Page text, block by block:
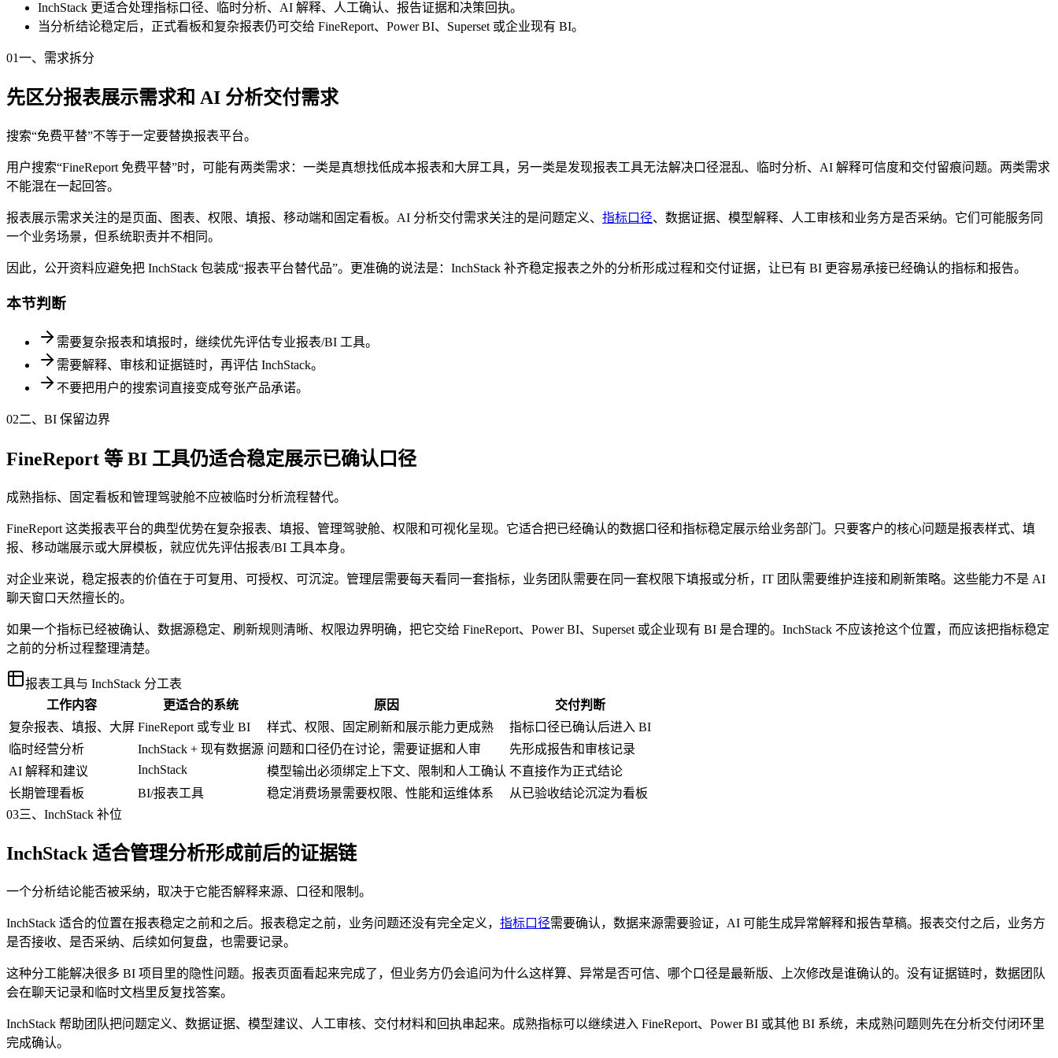
InchStack 更适合处理指标口径、临时分析、AI 解释、人工确认、报告证据和决策回执。
当分析结论稳定后，正式看板和复杂报表仍可交给 FineReport、Power BI、Superset 或企业现有 BI。
01一、需求拆分
先区分报表展示需求和 AI 分析交付需求
搜索“免费平替”不等于一定要替换报表平台。
用户搜索“FineReport 免费平替”时，可能有两类需求：一类是真想找低成本报表和大屏工具，另一类是发现报表工具无法解决口径混乱、临时分析、AI 解释可信度和交付留痕问题。两类需求
不能混在一起回答。
报表展示需求关注的是页面、图表、权限、填报、移动端和固定看板。AI 分析交付需求关注的是问题定义、 指标口径、数据证据、模型解释、人工审核和业务方是否采纳。它们可能服务同
一个业务场景，但系统职责并不相同。
因此，公开资料应避免把 InchStack 包装成“报表平台替代品”。更准确的说法是：InchStack 补齐稳定报表之外的分析形成过程和交付证据，让已有 BI 更容易承接已经确认的指标和报告。
本节判断
需要复杂报表和填报时，继续优先评估专业报表/BI 工具。
需要解释、审核和证据链时，再评估 InchStack。
不要把用户的搜索词直接变成夸张产品承诺。
02二、BI 保留边界
FineReport 等 BI 工具仍适合稳定展示已确认口径
成熟指标、固定看板和管理驾驶舱不应被临时分析流程替代。
FineReport 这类报表平台的典型优势在复杂报表、填报、管理驾驶舱、权限和可视化呈现。它适合把已经确认的数据口径和指标稳定展示给业务部门。只要客户的核心问题是报表样式、填
报、移动端展示或大屏模板，就应优先评估报表/BI 工具本身。
对企业来说，稳定报表的价值在于可复用、可授权、可沉淀。管理层需要每天看同一套指标，业务团队需要在同一套权限下填报或分析，IT 团队需要维护连接和刷新策略。这些能力不是 AI
聊天窗口天然擅长的。
如果一个指标已经被确认、数据源稳定、刷新规则清晰、权限边界明确，把它交给 FineReport、Power BI、Superset 或企业现有 BI 是合理的。InchStack 不应该抢这个位置，而应该把指标稳定
之前的分析过程整理清楚。
报表工具与 InchStack 分工表
工作内容
更适合的系统 原因
交付判断
复杂报表、填报、大屏 FineReport 或专业 BI 样式、权限、固定刷新和展示能力更成熟
指标口径已确认后进入 BI
临时经营分析
InchStack + 现有数据源 问题和口径仍在讨论，需要证据和人审
先形成报告和审核记录
AI 解释和建议
InchStack 模型输出必须绑定上下文、限制和人工确认 不直接作为正式结论
长期管理看板
BI/报表工具 稳定消费场景需要权限、性能和运维体系
从已验收结论沉淀为看板
03三、InchStack 补位
InchStack 适合管理分析形成前后的证据链
一个分析结论能否被采纳，取决于它能否解释来源、口径和限制。
InchStack 适合的位置在报表稳定之前和之后。报表稳定之前，业务问题还没有完全定义， 指标口径需要确认，数据来源需要验证，AI 可能生成异常解释和报告草稿。报表交付之后，业务方
是否接收、是否采纳、后续如何复盘，也需要记录。
这种分工能解决很多 BI 项目里的隐性问题。报表页面看起来完成了，但业务方仍会追问为什么这样算、异常是否可信、哪个口径是最新版、上次修改是谁确认的。没有证据链时，数据团队
会在聊天记录和临时文档里反复找答案。
InchStack 帮助团队把问题定义、数据证据、模型建议、人工审核、交付材料和回执串起来。成熟指标可以继续进入 FineReport、Power BI 或其他 BI 系统，未成熟问题则先在分析交付闭环里
完成确认。